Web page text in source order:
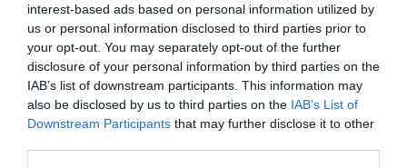
interest-based ads based on personal information utilized by
us or personal information disclosed to third parties prior to
your opt-out. You may separately opt-out of the further
disclosure of your personal information by third parties on the
IAB’s list of downstream participants. This information may
also be disclosed by us to third parties on the IAB’s List of
Downstream Participants that may further disclose it to other
Legfrissebb híreink